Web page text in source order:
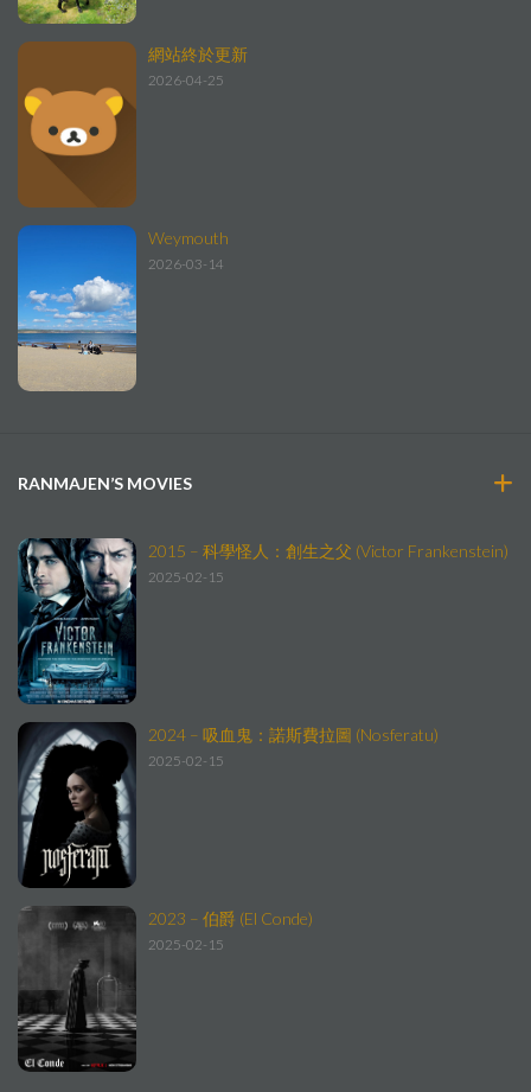
網站終於更新
2026-04-25
Weymouth
2026-03-14
RANMAJEN’S MOVIES
2015 – 科學怪人：創生之父 (Victor Frankenstein)
2025-02-15
2024 – 吸血鬼：諾斯費拉圖 (Nosferatu)
2025-02-15
2023 – 伯爵 (El Conde)
2025-02-15